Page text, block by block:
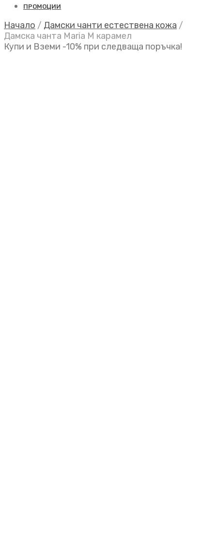
ПРОМОЦИИ
Начало / Дамски чанти естествена кожа /
Дамска чанта Maria M карамел
Купи и Вземи -10% при следваща поръчка!